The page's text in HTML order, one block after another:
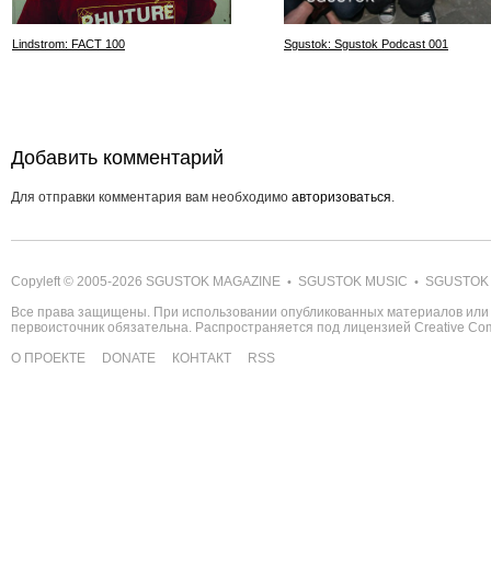
Lindstrom: FACT 100 Sgustok: Sgustok Podcast 001
Добавить комментарий
Для отправки комментария вам необходимо авторизоваться.
Copyleft © 2005-2026 SGUSTOK MAGAZINE • SGUSTOK MUSIC •
Все права защищены. При использовании опубликованных материалов
первоисточник обязательна. Распространяется под лицензией Creative
О ПРОЕКТЕ
DONATE КОНТАКТ RSS